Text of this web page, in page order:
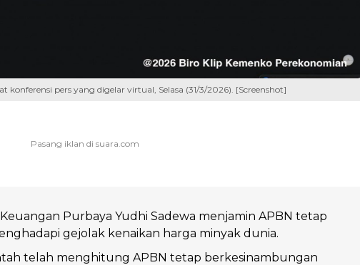
konferensi pers yang digelar virtual, Selasa (31/3/2026). [Screenshot]
Purbaya Yudhi Sadewa menjamin APBN tetap
gejolak kenaikan harga minyak dunia.
telah menghitung APBN tetap berkesinambungan